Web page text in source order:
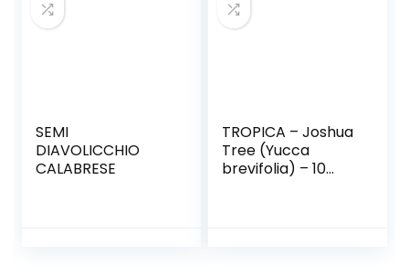
SEMI
DIAVOLICCHIO
CALABRESE
TROPICA – Joshua
Tree (Yucca
brevifolia) – 10